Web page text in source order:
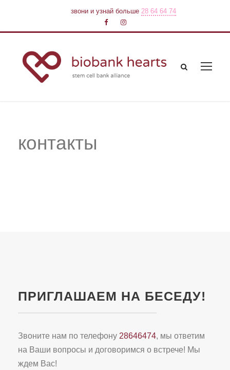
звони и узнай больше28 64 64 74
контакты
ПРИГЛАШАЕМ НА БЕСЕДУ!
Звоните нам по телефону 28646474, мы ответим
на Ваши вопросы и договоримся о встрече! Мы
ждем Вас!